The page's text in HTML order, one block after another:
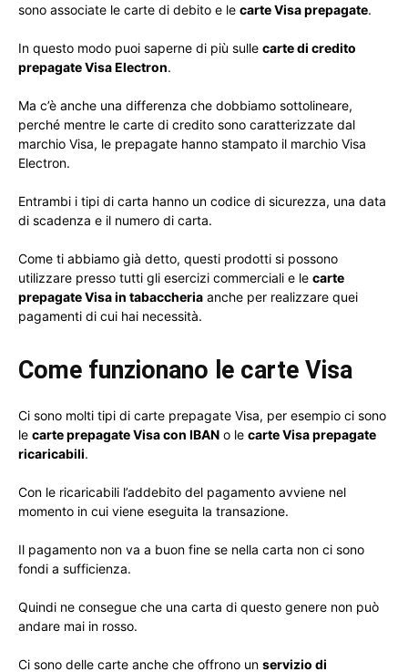
sono associate le carte di debito e le carte Visa prepagate.
In questo modo puoi saperne di più sulle carte di credito
prepagate Visa Electron.
Ma c’è anche una differenza che dobbiamo sottolineare,
perché mentre le carte di credito sono caratterizzate dal
marchio Visa, le prepagate hanno stampato il marchio Visa
Electron.
Entrambi i tipi di carta hanno un codice di sicurezza, una data
di scadenza e il numero di carta.
Come ti abbiamo già detto, questi prodotti si possono
utilizzare presso tutti gli esercizi commerciali e le carte
prepagate Visa in tabaccheria anche per realizzare quei
pagamenti di cui hai necessità.
Come funzionano le carte Visa
Ci sono molti tipi di carte prepagate Visa, per esempio ci sono
le carte prepagate Visa con IBAN o le carte Visa prepagate
ricaricabili.
Con le ricaricabili l’addebito del pagamento avviene nel
momento in cui viene eseguita la transazione.
Il pagamento non va a buon fine se nella carta non ci sono
fondi a sufficienza.
Quindi ne consegue che una carta di questo genere non può
andare mai in rosso.
Ci sono delle carte anche che offrono un servizio di